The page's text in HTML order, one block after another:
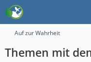
Auf zur Wahrheit
Themen mit